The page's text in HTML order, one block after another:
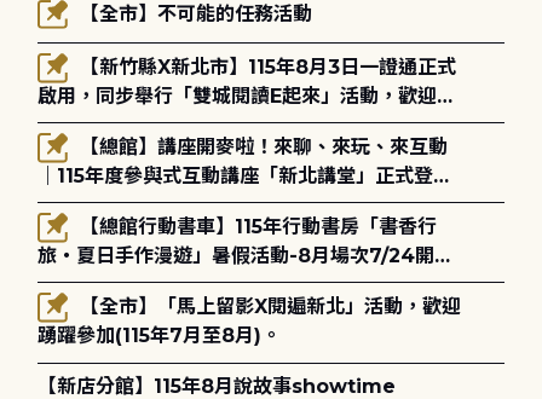
【全市】不可能的任務活動
啟用，同步舉行「雙城閱讀E起來」活動，歡迎踴
躍參加(115年8月3日至10月4日)。
｜115年度參與式互動講座「新北講堂」正式登
場！
旅・夏日手作漫遊」暑假活動-8月場次7/24開始
報名
踴躍參加(115年7月至8月)。
【新店分館】115年8月說故事showtime